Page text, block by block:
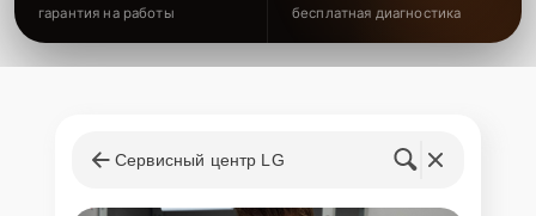
гарантия на работы бесплатная диагностика
Сервисный центр LG